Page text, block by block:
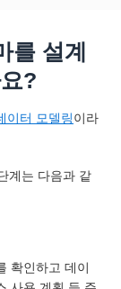
를 설계
?
이터 모델링이라
계는 다음과 같
확인하고 데이